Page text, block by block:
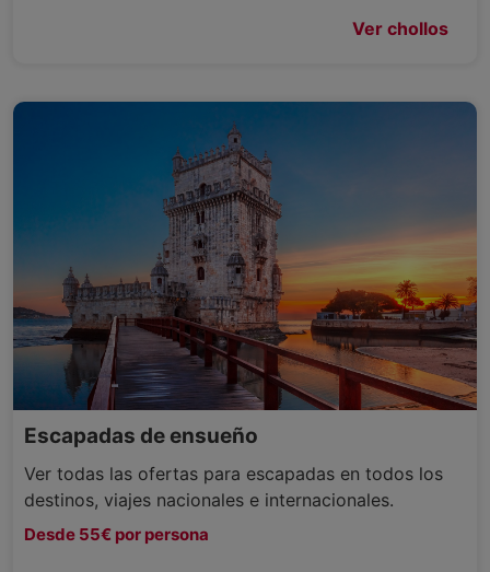
Ver chollos
Escapadas de ensueño
Ver todas las ofertas para escapadas en todos los
destinos, viajes nacionales e internacionales.
Desde 55€ por persona